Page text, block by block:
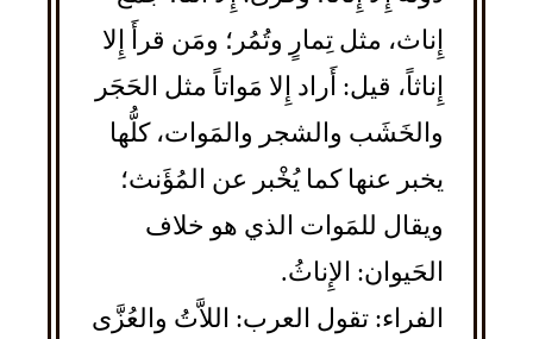
إِناث، مثل تِمارٍ وتُمُر؛ ومَن قرأَ إِلا
إِناثاً، قيل: أَراد إِلا مَواتاً مثل الحَجَر
والخَشَب والشجر والمَوات، كلُّها
يخبر عنها كما يُخْبر عن المُؤَنث؛
ويقال للمَوات الذي هو خلاف
الحَيوان: الإِناثُ.
الفراء: تقول العرب: اللاَّتُ والعُزَّى